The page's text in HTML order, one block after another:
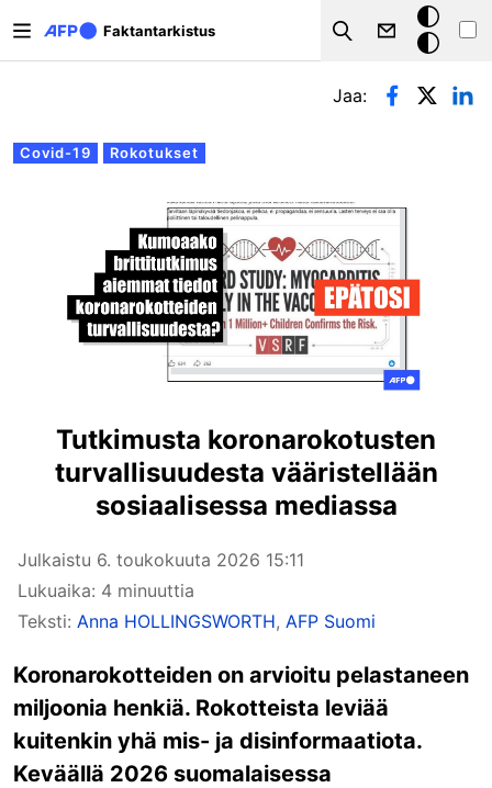
Faktantarkistus
Search
Tumma
tila
Ensisijaiset välilehdet
Covid-19 Rokotukset
Jaa:
Tutkimusta koronarokotusten
turvallisuudesta vääristellään
sosiaalisessa mediassa
Julkaistu 6. toukokuuta 2026 15:11
Lukuaika: 4 minuuttia
Teksti: Anna HOLLINGSWORTH, AFP Suomi
Koronarokotteiden on arvioitu pelastaneen
miljoonia henkiä. Rokotteista leviää
kuitenkin yhä mis- ja disinformaatiota.
Keväällä 2026 suomalaisessa